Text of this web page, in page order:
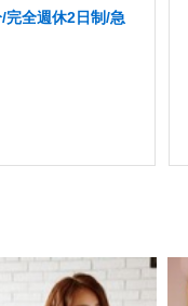
完全週休2日制/急